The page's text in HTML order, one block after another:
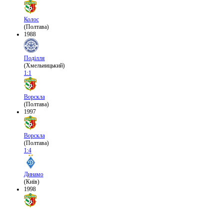
Колос
(Полтава)
1988
Поділля
(Хмельницький)
1:1
Ворскла
(Полтава)
1997
Ворскла
(Полтава)
1:4
Динамо
(Київ)
1998